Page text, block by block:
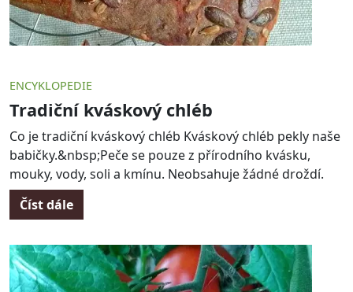
ENCYKLOPEDIE
Tradiční kváskový chléb
Co je tradiční kváskový chléb Kváskový chléb pekly naše
babičky.&nbsp;Peče se pouze z přírodního kvásku,
mouky, vody, soli a kmínu. Neobsahuje žádné droždí.
Číst dále